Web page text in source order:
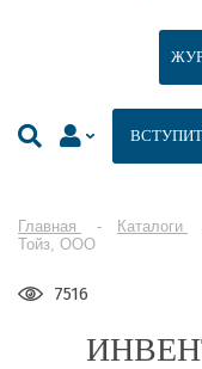
Главная Каталоги
Тойз, ООО
7516